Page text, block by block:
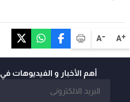
A+
A-
أهم الأخبار و الفيديوهات